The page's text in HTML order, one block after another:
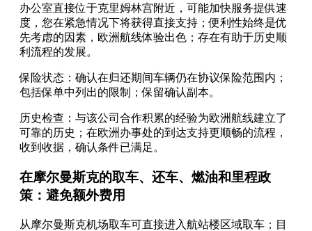
办公室直接位于克里姆林宫附近，可能加快服务提供速
度，您在紧急情况下将获得直接支持；便利性始终是优
先考虑的因素，欧洲航线体验出色；存在有助于历史顺
利流程的发展。
保险状态：确认在归还期间车辆仍在协议保险范围内；
包括保单中列出的限制；保留确认副本。
历史检查：与该公司合作积累的经验为欧洲航线建立了
可靠的历史；在欧洲办事处的到达支持更顺畅的流程，
收到收据，确认条件已满足。
在摩尔曼斯克的取车、还车、燃油和里程政
策：避免额外费用
从摩尔曼斯克机场取车可直接进入航站楼区域取车；目